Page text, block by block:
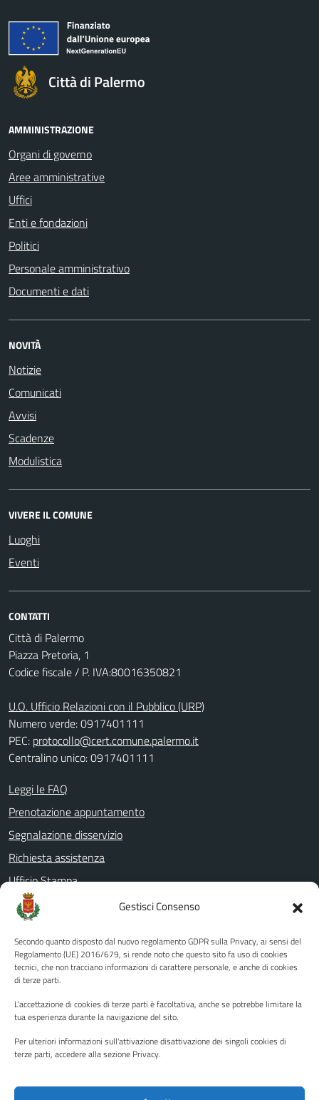
Gestisci Consenso
Secondo quanto disposto dal nuovo regolamento GDPR sulla Privacy, ai sensi del
Regolamento (UE) 2016/679, si rende noto che questo sito fa uso di cookies
tecnici, che non tracciano informazioni di carattere personale, e anche di cookies
di terze parti.
L'accettazione di cookies di terze parti è facoltativa, anche se potrebbe limitare la
tua esperienza durante la navigazione del sito.
Per ulteriori informazioni sull'attivazione disattivazione dei singoli cookies di
terze parti, accedere alla sezione Privacy.
Città di Palermo
AMMINISTRAZIONE
Organi di governo
Aree amministrative
Uffici
Enti e fondazioni
Politici
Personale amministrativo
Documenti e dati
NOVITÀ
Notizie
Comunicati
Avvisi
Scadenze
Modulistica
VIVERE IL COMUNE
Luoghi
Eventi
CONTATTI
Città di Palermo
Piazza Pretoria, 1
Codice fiscale / P. IVA:80016350821
U.O. Ufficio Relazioni con il Pubblico (URP)
Numero verde: 0917401111
PEC: protocollo@cert.comune.palermo.it
Centralino unico: 0917401111
Leggi le FAQ
Prenotazione appuntamento
Segnalazione disservizio
Richiesta assistenza
Ufficio Stampa
Amministrazione Trasparente
Albo pretorio
Informativa privacy
Note legali
Piano di miglioramento del sito